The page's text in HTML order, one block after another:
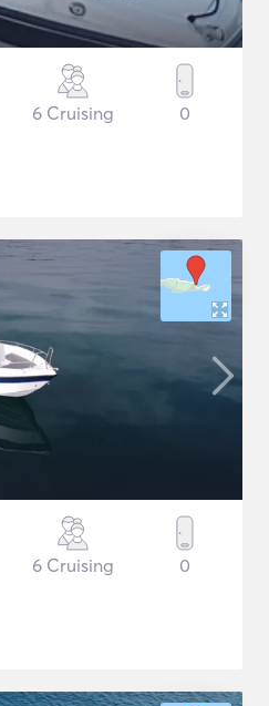
6 Cruising 0
6 Cruising 0